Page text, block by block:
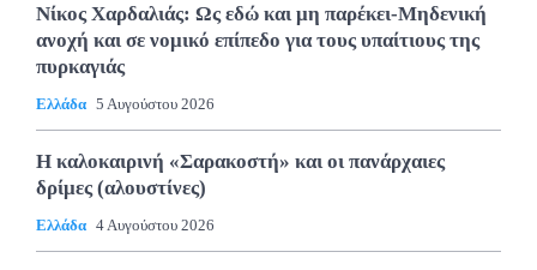
Νίκος Χαρδαλιάς: Ως εδώ και μη παρέκει-Μηδενική
ανοχή και σε νομικό επίπεδο για τους υπαίτιους της
πυρκαγιάς
Ελλάδα 5 Αυγούστου 2026
Η καλοκαιρινή «Σαρακοστή» και οι πανάρχαιες
δρίμες (αλουστίνες)
Ελλάδα 4 Αυγούστου 2026